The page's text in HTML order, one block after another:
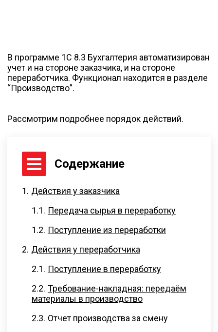
В программе 1С 8.3 Бухгалтерия автоматизирован
учет и на стороне заказчика, и на стороне
переработчика. Функционал находится в разделе
“Производство”.
Рассмотрим подробнее порядок действий.
Содержание
Действия у заказчика
Передача сырья в переработку
Поступление из переработки
Действия у переработчика
Поступление в переработку
Требование-накладная: передаём
материалы в производство
Отчет производства за смену